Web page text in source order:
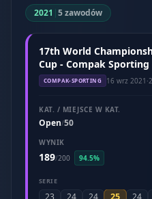
2021 |5 zawodów
17th World
Cup - Compak
2021)
COMPAK-SPORTING 16 wrz 2021 ·
KAT. / MIEJSCE W KAT.
Open/50
WYNIK
189/200 94.5%
SERIE
23 24 24 24